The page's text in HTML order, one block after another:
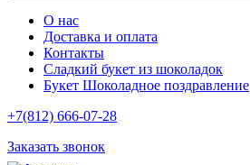
О нас
Доставка и оплата
Контакты
Сладкий букет из шоколадок
Букет Шоколадное поздравление
+7(812) 666-07-28
Заказать звонок